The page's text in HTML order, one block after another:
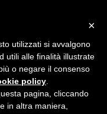
Bologna
pagina dedicata.
il tracciamento di
policy
×
utilizzati si avvalgono
utili alle finalità illustrate
o negare il consenso
policy
pagina, cliccando
in altra maniera,